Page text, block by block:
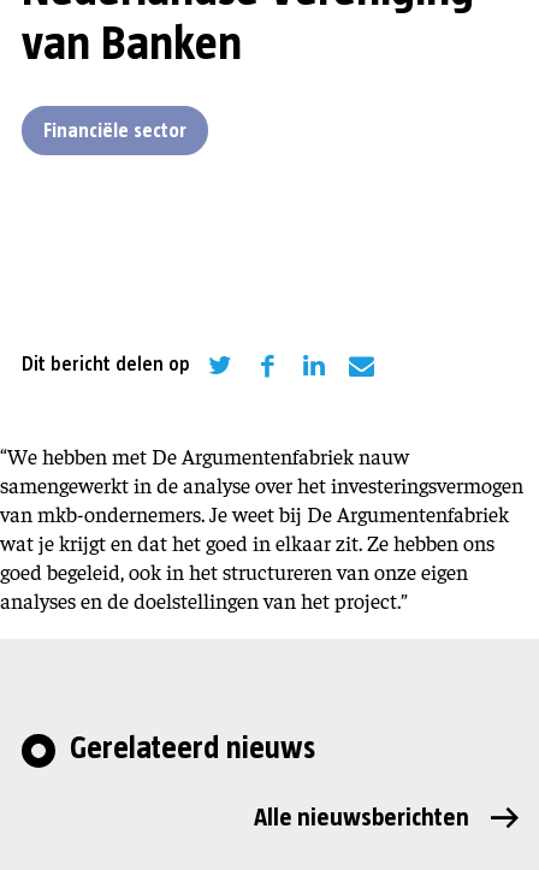
van Banken
Financiële sector
Dit bericht delen op
“We hebben met De Argumentenfabriek nauw
samengewerkt in de analyse over het investeringsvermogen
van mkb-ondernemers. Je weet bij De Argumentenfabriek
wat je krijgt en dat het goed in elkaar zit. Ze hebben ons
goed begeleid, ook in het structureren van onze eigen
analyses en de doelstellingen van het project.”
Gerelateerd nieuws
Alle nieuwsberichten